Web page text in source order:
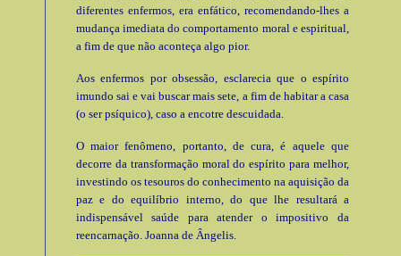
diferentes enfermos, era enfático, recomendando-lhes a
mudança imediata do comportamento moral e espiritual,
a fim de que não aconteça algo pior.
Aos enfermos por obsessão, esclarecia que o espírito
imundo sai e vai buscar mais sete, a fim de habitar a casa
(o ser psíquico), caso a encotre descuidada.
O maior fenômeno, portanto, de cura, é aquele que
decorre da transformação moral do espírito para melhor,
investindo os tesouros do conhecimento na aquisição da
paz e do equilíbrio interno, do que lhe resultará a
indispensável saúde para atender o impositivo da
reencarnação. Joanna de Ângelis.